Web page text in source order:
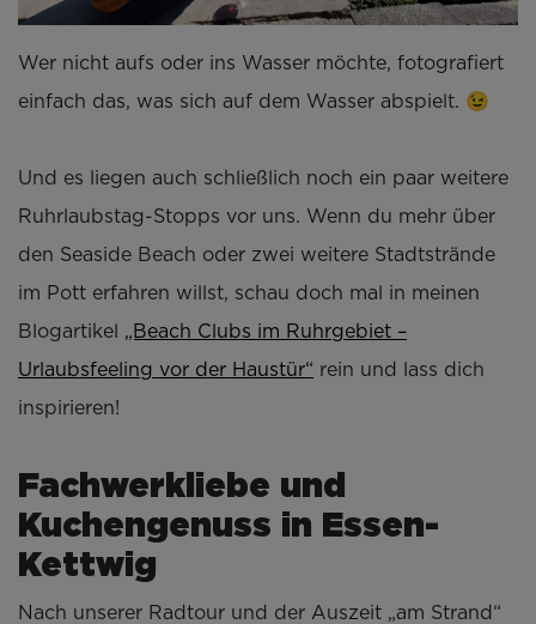
Wer nicht aufs oder ins Wasser möchte, fotografiert
einfach das, was sich auf dem Wasser abspielt. 😉
Und es liegen auch schließlich noch ein paar weitere
Ruhrlaubstag-Stopps vor uns. Wenn du mehr über
den Seaside Beach oder zwei weitere Stadtstrände
im Pott erfahren willst, schau doch mal in meinen
Blogartikel „Beach Clubs im Ruhrgebiet –
Urlaubsfeeling vor der Haustür“ rein und lass dich
inspirieren!
Fachwerkliebe und
Kuchengenuss in Essen-
Kettwig
Nach unserer Radtour und der Auszeit „am Strand“